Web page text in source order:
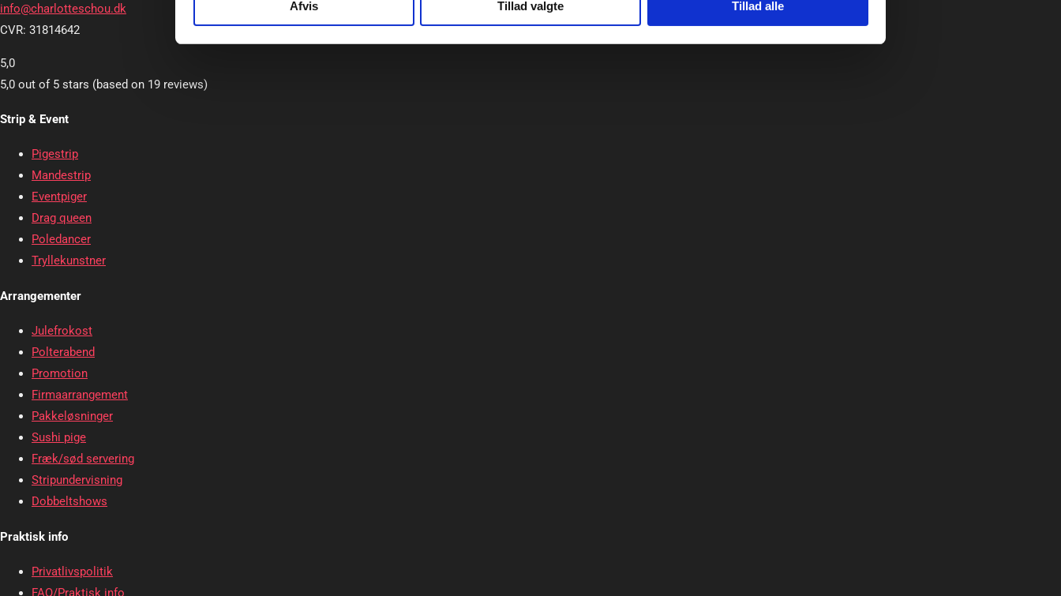
Afvis Tillad valgte Tillad alle
info@charlotteschou.dk
CVR: 31814642
5,0
5,0 out of 5 stars (based on 19 reviews)
Strip & Event
Pigestrip
Mandestrip
Eventpiger
Drag queen
Poledancer
Tryllekunstner
Arrangementer
Julefrokost
Polterabend
Promotion
Firmaarrangement
Pakkeløsninger
Sushi pige
Fræk/sød servering
Stripundervisning
Dobbeltshows
Praktisk info
Privatlivspolitik
FAQ/Praktisk info